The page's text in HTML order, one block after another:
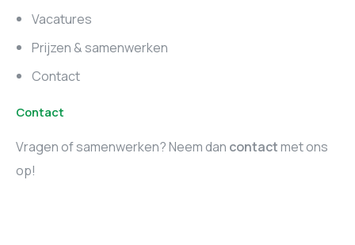
Marketing vacatures
Utrecht
Vacatures
Prijzen & samenwerken
Contact
Contact
Vragen of samenwerken? Neem dan contactmet ons
op!